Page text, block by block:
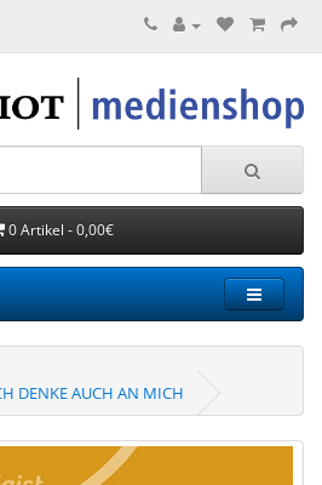
0 Artikel - 0,00€
DENKE AUCH AN MICH